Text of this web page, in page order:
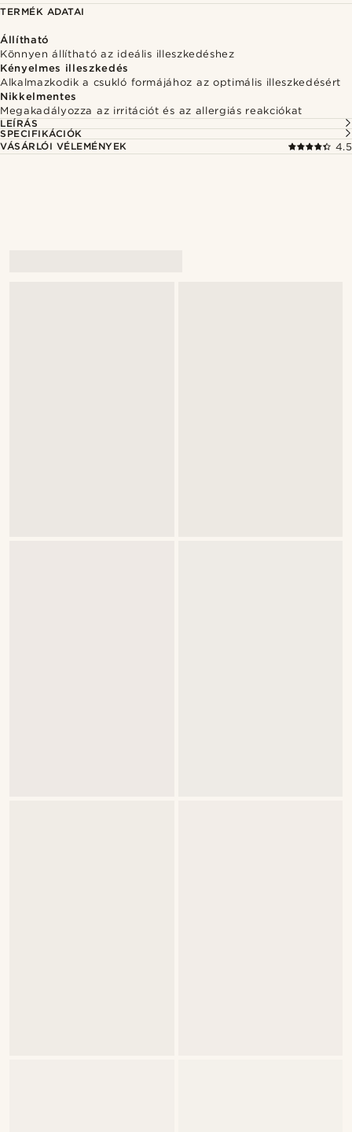
TERMÉK ADATAI
Állítható
Könnyen állítható az ideális illeszkedéshez
Kényelmes illeszkedés
Alkalmazkodik a csukló formájához az optimális illeszkedésért
Nikkelmentes
Megakadályozza az irritációt és az allergiás reakciókat
LEÍRÁS
SPECIFIKÁCIÓK
VÁSÁRLÓI VÉLEMÉNYEK
4.5